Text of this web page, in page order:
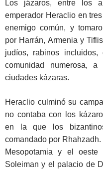
Los jázaros, entre los
emperador Heraclio en
enemigo común, y
por Harrán, Armenia y
judíos, rabinos
comunidad numerosa,
ciudades kázaras.
Heraclio culminó su
no contaba con los
en la que los
comandado por
Mesopotamia y el oeste
Soleiman y el palacio de